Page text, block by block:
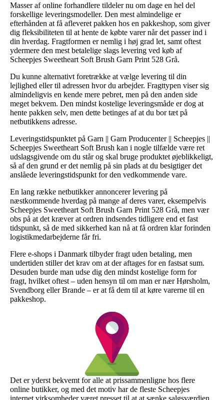
Masser af online forhandlere tildeler nu om dage en hel del
forskellige leveringsmodeller. Den mest almindelige er
efterhånden at få afleveret pakken hos en pakkeshop, som giver
dig fleksibiliteten til at hente de købte varer når det passer ind i
din hverdag. Fragtformen er nemlig i høj grad let, samt oftest
ydermere den mest betalelige slags levering ved køb af
Scheepjes Sweetheart Soft Brush Garn Print 528 Grå.
Du kunne alternativt foretrække at vælge levering til din
lejlighed eller til adressen hvor du arbejder. Fragttypen viser sig
almindeligvis en kende mere pebret, men på den anden side
meget bekvem. Den mindst kostelige leveringsmåde er dog at
hente pakken selv, men dette betinges af at du bor tæt på
netbutikkens adresse.
Leveringstidspunktet på Garn || Garn Producenter || Scheepjes ||
Scheepjes Sweetheart Soft Brush kan i nogle tilfælde være ret
udslagsgivende om du står og skal bruge produktet øjeblikkeligt,
så af den grund er det nemlig på sin plads at du besigtiger det
anslåede leveringstidspunkt for den vedkommende vare.
En lang række netbutikker annoncerer levering på
næstkommende hverdag på mange af deres varer, eksempelvis
Scheepjes Sweetheart Soft Brush Garn Print 528 Grå, men vær
obs på at det kræver at ordren indsendes tidligere end et fast
tidspunkt, så de med sikkerhed kan nå at få ordren klar forinden
logistikmedarbejderne får fri.
Flere e-shops i Danmark tilbyder fragt uden betaling, men
undertiden stiller det krav om at der aftages for en fastsat sum.
Desuden burde man udse dig den mindst kostelige form for
fragt, hvilket oftest – uden hensyn til om man er nær Hørsholm,
Svendborg eller Brande – er at få dem til at køre varerne til en
pakkeshop.
Det er yderst bekvemt for alle at prissammenligne hos flere
online butikker, og med det motiv har de fleste Scheepjes
internet virksomheder været presset til at at sænke salgsværdien